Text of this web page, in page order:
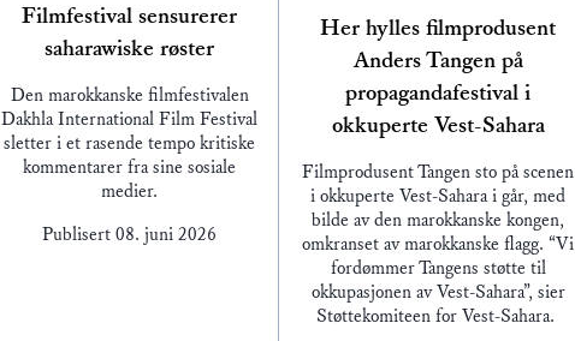
Filmfestival sensurerer
saharawiske røster
Den marokkanske filmfestivalen
Dakhla International Film Festival
sletter i et rasende tempo kritiske
kommentarer fra sine sosiale
medier.
Publisert 08. juni 2026
Her hylles filmprodusent
Anders Tangen på
propagandafestival i
okkuperte Vest-Sahara
Filmprodusent Tangen sto på scenen
i okkuperte Vest-Sahara i går, med
bilde av den marokkanske kongen,
omkranset av marokkanske flagg. “Vi
fordømmer Tangens støtte til
okkupasjonen av Vest-Sahara”, sier
Støttekomiteen for Vest-Sahara.